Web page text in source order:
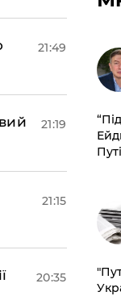
21:49
21:19
21:15
20:35